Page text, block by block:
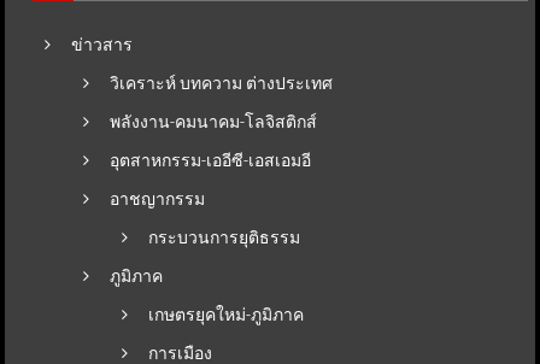
ข่าวสาร
วิเคราะห์ บทความ ต่างประเทศ
พลังงาน-คมนาคม-โลจิสติกส์
อุตสาหกรรม-เออีซี-เอสเอมอี
อาชญากรรม
กระบวนการยุติธรรม
ภูมิภาค
เกษตรยุคใหม่-ภูมิภาค
การเมือง